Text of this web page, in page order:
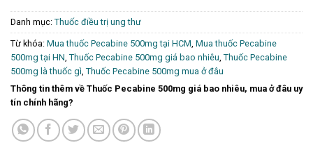
Danh mục: Thuốc điều trị ung thư
Từ khóa: Mua thuốc Pecabine 500mg tại HCM, Mua thuốc Pecabine
500mg tại HN, Thuốc Pecabine 500mg giá bao nhiêu, Thuốc Pecabine
500mg là thuốc gì, Thuốc Pecabine 500mg mua ở đâu
Thông tin thêm về Thuốc Pecabine 500mg giá bao nhiêu, mua ở đâu uy
tín chính hãng?